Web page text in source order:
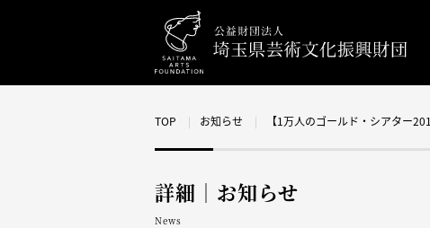
TOP お知らせ 【1万人のゴールド・シアター
詳細｜お知らせ
News